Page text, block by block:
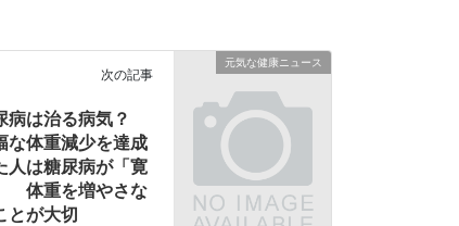
元気な健康ニュース
次の記事
病は治る病気？
な体重減少を達成
人は糖尿病が「寛
体重を増やさな
とが大切